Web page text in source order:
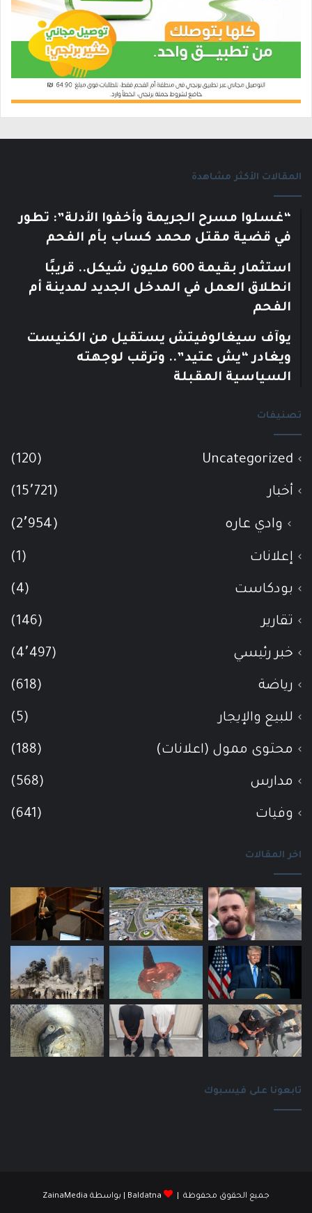
المقالات الأكثر مشاهدة
“غسلوا مسرح الجريمة وأخفوا الأدلة”: تطور
في قضية مقتل محمد كساب بأم الفحم
استثمار بقيمة 600 مليون شيكل.. قريبًا
انطلاق العمل في المدخل الجديد لمدينة أم
الفحم
يوآف سيغالوفيتش يستقيل من الكنيست
ويغادر “يش عتيد”.. وترقب لوجهته
السياسية المقبلة
تصنيفات
Uncategorized
(120)
أخبار (15٬721)
وادي عاره (2٬954)
إعلانات (1)
بودكاست (4)
تقارير (146)
خبر رئيسي (4٬497)
رياضة (618)
للبيع والإيجار (5)
محتوى ممول (اعلانات) (188)
مدارس (568)
وفيات (641)
اخر المقالات
تابعونا على فيسبوك
جميع الحقوق محفوظة | Baldatna | بواسطة ZainaMedia